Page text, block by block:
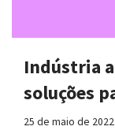
Indústria
soluções
25 de maio de 2022